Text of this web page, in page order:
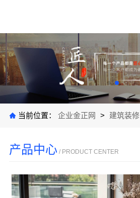
当前位置： 企业金正网 > 建筑装修
产品中心 / PRODUCT CENTER